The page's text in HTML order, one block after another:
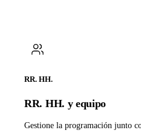
RR. HH.
RR. HH. y equipo
Gestione la programación junto